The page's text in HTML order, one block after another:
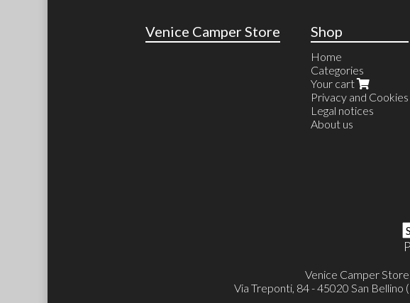
Venice Camper Store Shop
Home
Categories
Your cart
Privacy and Cookies
Legal notices
About us
Venice Camper
Via Treponti, 84 - 45020 San